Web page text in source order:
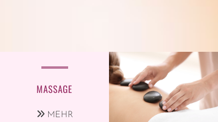
MASSAGE
MEHR